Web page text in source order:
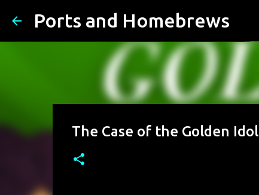
Ports and Homebrews
The Case of the Golden Idol